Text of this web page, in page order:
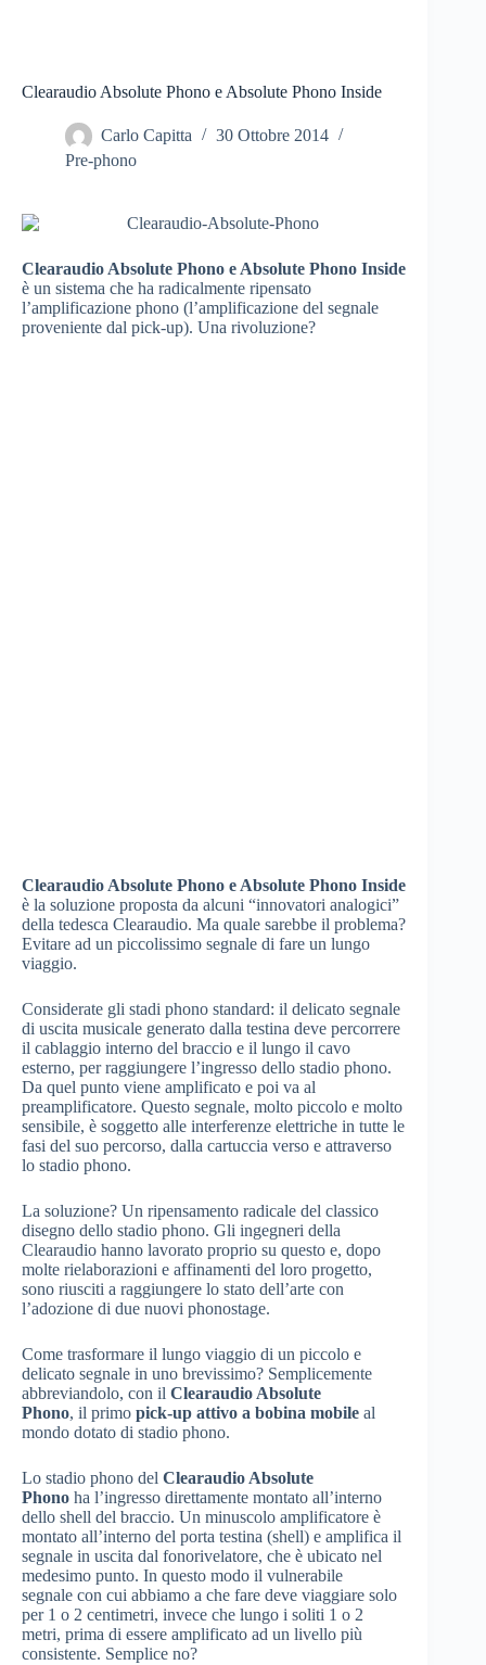
Clearaudio Absolute Phono e Absolute Phono Inside
Carlo Capitta
30 Ottobre 2014
Pre-phono
Clearaudio Absolute Phono e Absolute Phono Inside
è un sistema che ha radicalmente ripensato
l’amplificazione phono (l’amplificazione del segnale
proveniente dal pick-up). Una rivoluzione?
Clearaudio Absolute Phono e Absolute Phono Inside
è la soluzione proposta da alcuni “innovatori analogici”
della tedesca Clearaudio. Ma quale sarebbe il problema?
Evitare ad un piccolissimo segnale di fare un lungo
viaggio.
Considerate gli stadi phono standard: il delicato segnale
di uscita musicale generato dalla testina deve percorrere
il cablaggio interno del braccio e il lungo il cavo
esterno, per raggiungere l’ingresso dello stadio phono.
Da quel punto viene amplificato e poi va al
preamplificatore. Questo segnale, molto piccolo e molto
sensibile, è soggetto alle interferenze elettriche in tutte le
fasi del suo percorso, dalla cartuccia verso e attraverso
lo stadio phono.
La soluzione? Un ripensamento radicale del classico
disegno dello stadio phono. Gli ingegneri della
Clearaudio hanno lavorato proprio su questo e, dopo
molte rielaborazioni e affinamenti del loro progetto,
sono riusciti a raggiungere lo stato dell’arte con
l’adozione di due nuovi phonostage.
Come trasformare il lungo viaggio di un piccolo e
delicato segnale in uno brevissimo? Semplicemente
abbreviandolo, con il Clearaudio Absolute
Phono, il primo pick-up attivo a bobina mobile al
mondo dotato di stadio phono.
Lo stadio phono del Clearaudio Absolute
Phono ha l’ingresso direttamente montato all’interno
dello shell del braccio. Un minuscolo amplificatore è
montato all’interno del porta testina (shell) e amplifica il
segnale in uscita dal fonorivelatore, che è ubicato nel
medesimo punto. In questo modo il vulnerabile
segnale con cui abbiamo a che fare deve viaggiare solo
per 1 o 2 centimetri, invece che lungo i soliti 1 o 2
metri, prima di essere amplificato ad un livello più
consistente. Semplice no?